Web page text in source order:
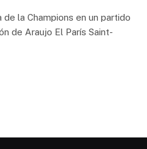
de la Champions en un partido
de Araujo El París Saint-